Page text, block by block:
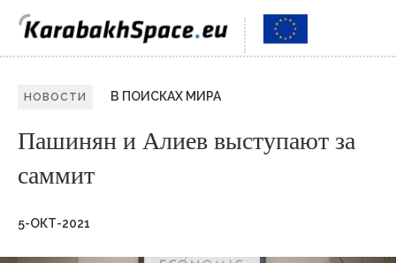
НОВОСТИ В ПОИСКАХ МИРА
Пашинян и Алиев выступают за
саммит
5-ОКТ-2021